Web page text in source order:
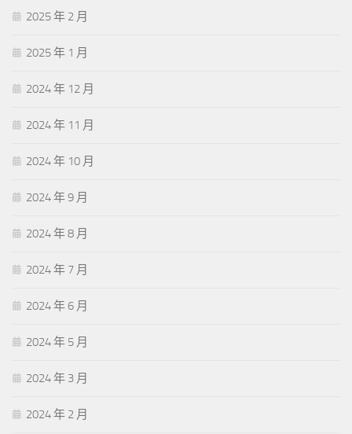
2025 年 2 月
2025 年 1 月
2024 年 12 月
2024 年 11 月
2024 年 10 月
2024 年 9 月
2024 年 8 月
2024 年 7 月
2024 年 6 月
2024 年 5 月
2024 年 3 月
2024 年 2 月